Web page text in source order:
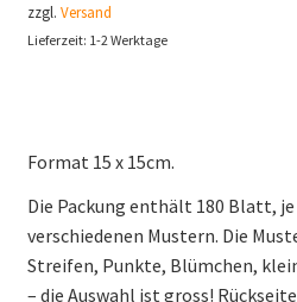
zzgl. Versand
Lieferzeit: 1-2 Werktage
Format 15 x 15cm.
Die Packung enthält 180 Blatt,
verschiedenen Mustern. Die
Streifen, Punkte, Blümchen,
– die Auswahl ist gross!